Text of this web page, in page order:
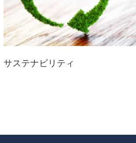
サステナビリティ